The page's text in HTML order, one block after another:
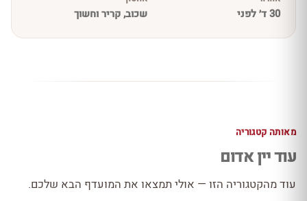
30 ד׳ לפני שכוב, קריר וחשוך
מאותה קטגוריה
עוד יין אדום
עוד מהקטגוריה הזו — אולי תמצאו את המועדף הבא שלכם.